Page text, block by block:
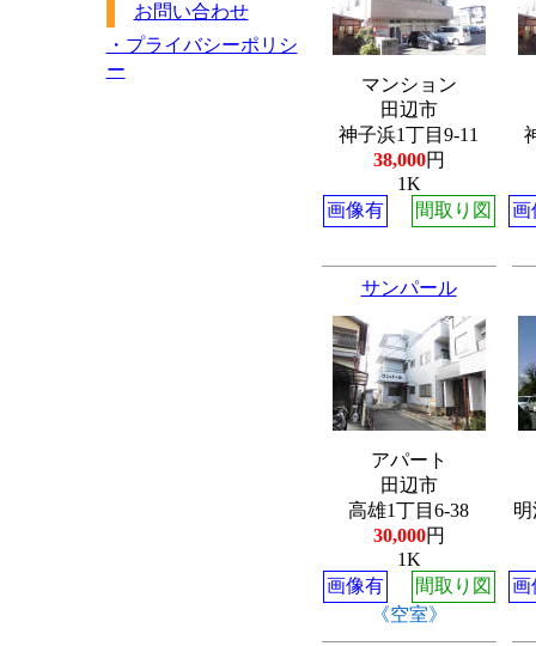
お問い合わせ
・プライバシーポリシ
ー
マンション
田辺市
神子浜1丁目9-11
38,000円
1K
画像有
間取り図 画
サンパール
アパート
田辺市
高雄1丁目6-38
30,000円
1K
画像有
間取り図
《空室》
画